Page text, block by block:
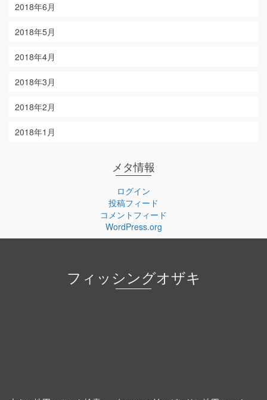
2018年6月
2018年5月
2018年4月
2018年3月
2018年2月
2018年1月
メタ情報
ログイン
投稿フィード
コメントフィード
WordPress.org
フィッシングオザキ